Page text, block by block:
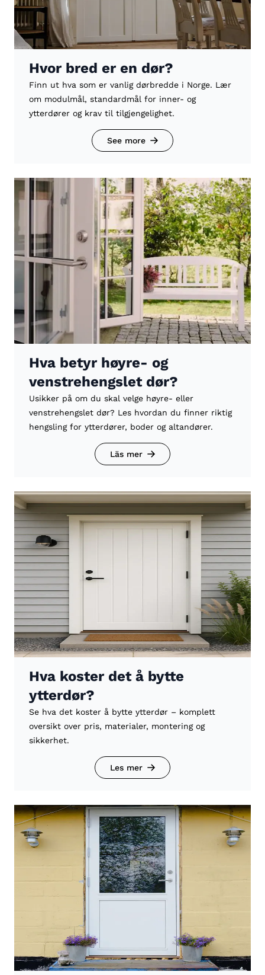
Hvor bred er en dør?
Finn ut hva som er vanlig dørbredde i Norge. Lær
om modulmål, standardmål for inner- og
ytterdører og krav til tilgjengelighet.
See more
Hva betyr høyre- og
venstrehengslet dør?
Usikker på om du skal velge høyre- eller
venstrehengslet dør? Les hvordan du finner riktig
hengsling for ytterdører, boder og altandører.
Läs mer
Hva koster det å bytte
ytterdør?
Se hva det koster å bytte ytterdør – komplett
oversikt over pris, materialer, montering og
sikkerhet.
Les mer